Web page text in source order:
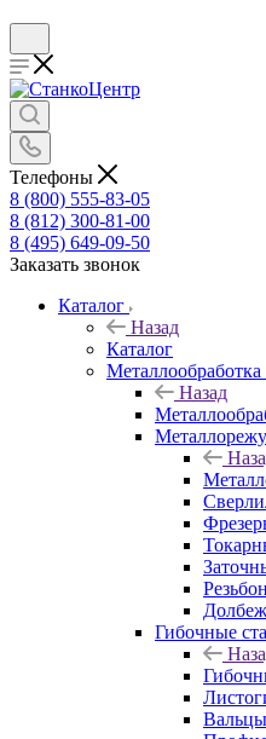
Телефоны
8 (800) 555-83-05
8 (812) 300-81-00
8 (495) 649-09-50
Заказать звонок
Каталог
Назад
Каталог
Металлообработка
Назад
Гибочные
Вальцы